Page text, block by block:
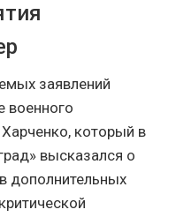
заявлений
военного
который в
высказался о
дополнительных